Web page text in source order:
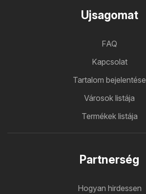
Ujsagomat
FAQ
Kapcsolat
Tartalom bejelentése
Városok listája
Termékek listája
Partnerség
Hogyan hirdessen